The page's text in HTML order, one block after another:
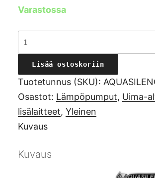
Varastossa
Lämpöpumppu
invertteri
Aquasilence
9
kW
määrä
Lisää ostoskoriin
Tuotetunnus (SKU):
Osastot: Lämpöpumput, Uima-
lisälaitteet, Yleinen
Kuvaus
Kuvaus